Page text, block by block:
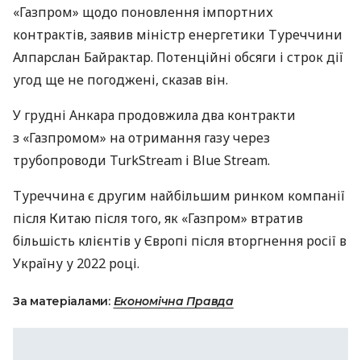
«Газпром» щодо поновлення імпортних
контрактів, заявив міністр енергетики Туреччини
Алпарслан Байрактар. Потенційні обсяги і строк дії
угод ще не погоджені, сказав він.
У грудні Анкара продовжила два контракти
з «Газпромом» на отримання газу через
трубопроводи TurkStream і Blue Stream.
Туреччина є другим найбільшим ринком компанії
після Китаю після того, як «Газпром» втратив
більшість клієнтів у Європі після вторгнення росії в
Україну у 2022 році.
За матеріалами: Економічна Правда